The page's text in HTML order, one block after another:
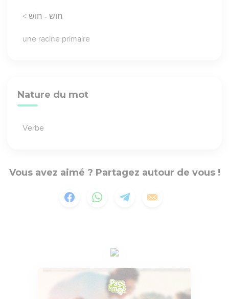
< חוש - חוּשׁ
une racine primaire
Nature du mot
Verbe
Vous avez aimé ? Partagez autour de vous !